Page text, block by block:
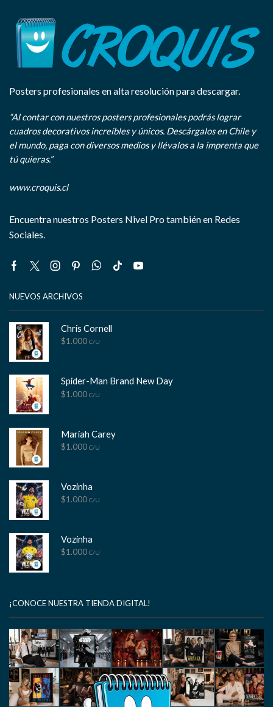
Posters profesionales en alta resolución para descargar.
“Al contar con nuestros posters profesionales podrás lograr
cuadros decorativos increíbles y únicos. Descárgalos en Chile y
el mundo, paga con diversos medios y llévalos a la imprenta que
tú quieras.”
www.croquis.cl
Encuentra nuestros Posters Nivel Pro también en Redes
Sociales.
Facebook
TwitterInstagram
PinterestWhatsapp
Tik- Youtube
NUEVOS ARCHIVOS
Chris Cornell
$1.000 C/U
Spider-Man Brand New Day
$1.000 C/U
Mariah Carey
$1.000 C/U
Vozinha
$1.000 C/U
Vozinha
$1.000 C/U
¡CONOCE NUESTRA TIENDA DIGITAL!